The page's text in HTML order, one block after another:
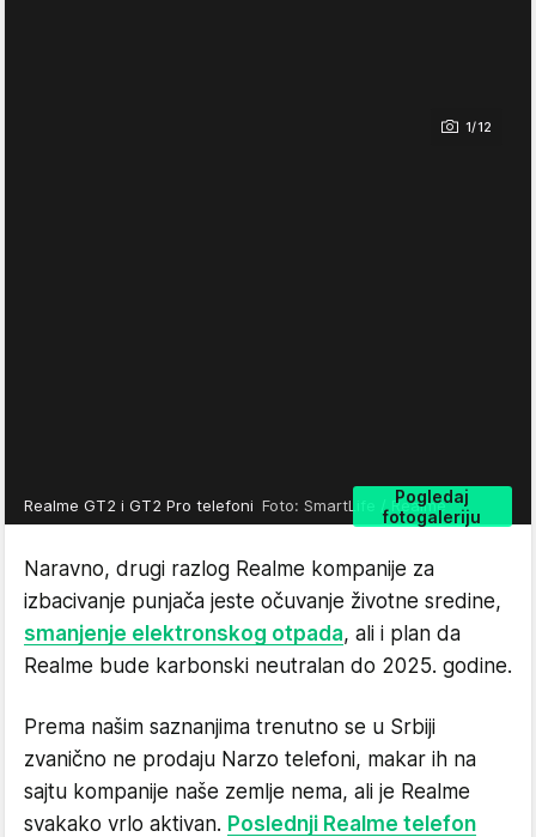
1/12
Pogledaj
fotogaleriju
Realme GT2 i GT2 Pro telefoni Foto: SmartLife / Realme
Naravno, drugi razlog Realme kompanije za
izbacivanje punjača jeste očuvanje životne sredine,
smanjenje elektronskog otpada, ali i plan da
Realme bude karbonski neutralan do 2025. godine.
Prema našim saznanjima trenutno se u Srbiji
zvanično ne prodaju Narzo telefoni, makar ih na
sajtu kompanije naše zemlje nema, ali je Realme
svakako vrlo aktivan. Poslednji Realme telefon